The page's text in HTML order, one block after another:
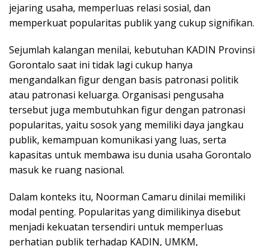
jejaring usaha, memperluas relasi sosial, dan
memperkuat popularitas publik yang cukup signifikan.
Sejumlah kalangan menilai, kebutuhan KADIN Provinsi
Gorontalo saat ini tidak lagi cukup hanya
mengandalkan figur dengan basis patronasi politik
atau patronasi keluarga. Organisasi pengusaha
tersebut juga membutuhkan figur dengan patronasi
popularitas, yaitu sosok yang memiliki daya jangkau
publik, kemampuan komunikasi yang luas, serta
kapasitas untuk membawa isu dunia usaha Gorontalo
masuk ke ruang nasional.
Dalam konteks itu, Noorman Camaru dinilai memiliki
modal penting. Popularitas yang dimilikinya disebut
menjadi kekuatan tersendiri untuk memperluas
perhatian publik terhadap KADIN, UMKM,